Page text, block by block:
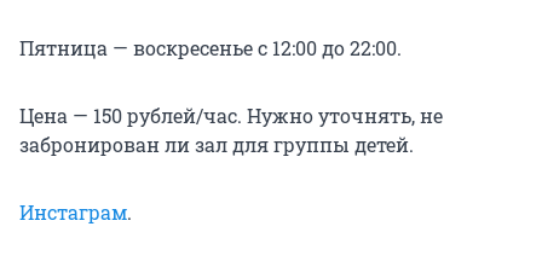
Пятница — воскресенье с 12:00 до 22:00.
Цена — 150 рублей/час. Нужно уточнять, не
забронирован ли зал для группы детей.
Инстаграм.